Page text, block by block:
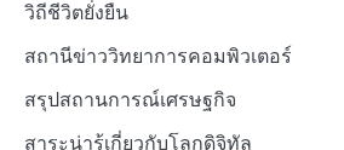
วิถีชีวิตยั่งยืน
สถานีข่าววิทยาการคอมพิวเตอร์
สรุปสถานการณ์เศรษฐกิจ
สาระน่ารู้เกี่ยวกับโลกดิจิทัล